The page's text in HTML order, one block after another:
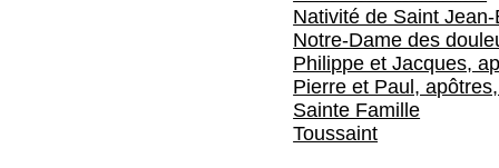
Nativité de Saint
Notre-Dame des
Philippe et Jacques,
Pierre et Paul,
Sainte Famille
Toussaint